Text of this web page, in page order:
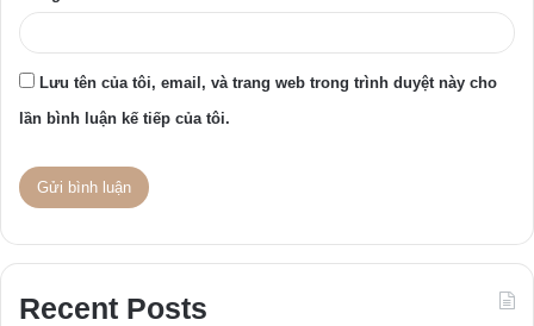
Lưu tên của tôi, email, và trang web trong trình duyệt này cho
lần bình luận kế tiếp của tôi.
Recent Posts